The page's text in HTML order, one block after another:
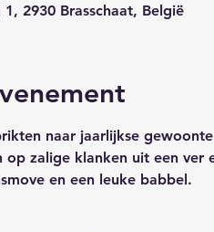
2930 Brasschaat, België
naar jaarlijkse
op zalige klanken uit een
en een leuke babbel.